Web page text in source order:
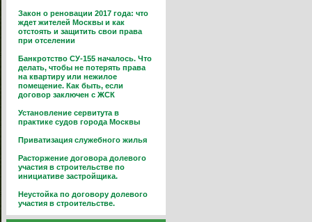
Закон о реновации 2017 года: что
ждет жителей Москвы и как
отстоять и защитить свои права
при отселении
Банкротство СУ-155 началось. Что
делать, чтобы не потерять права
на квартиру или нежилое
помещение. Как быть, если
договор заключен с ЖСК
Установление сервитута в
практике судов города Москвы
Приватизация служебного жилья
Расторжение договора долевого
участия в строительстве по
инициативе застройщика.
Неустойка по договору долевого
участия в строительстве.